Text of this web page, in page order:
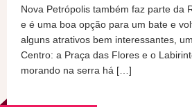
Nova Petrópolis também faz parte da
e é uma boa opção para um bate e
alguns atrativos bem interessantes,
Centro: a Praça das Flores e o
morando na serra há […]